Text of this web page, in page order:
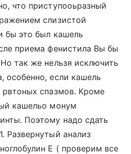
что приступооьразный
слизистой
бы это был кашель
приема фенистила Вы бы
так же нельзя исключить
особенно, если кашель
спазмов. Кроме
кашельо монум
Поэтому надо сдать
Развернутый анализ
Е ( проверим все